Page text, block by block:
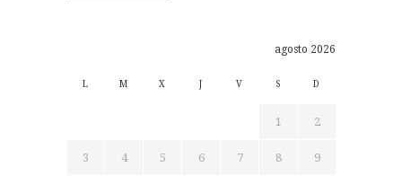
agosto 2026
L M X J V S D
1 2
3 4 5 6 7 8 9